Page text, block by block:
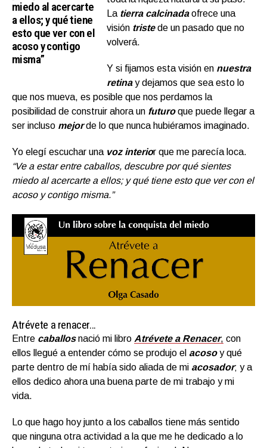
miedo al acercarte
a ellos; y qué tiene
esto que ver con el
acoso y contigo
misma”
La tierra calcinadaofrece una
visión tristede un pasado que no
volverá.
Y si fijamos esta visión en nuestra
retinay dejamos que sea esto lo
que nos mueva, es posible que nos perdamos la
posibilidad de construir ahora un futuroque puede llegar a
ser incluso mejorde lo que nunca hubiéramos imaginado.
Yo elegí escuchar una voz interior que me parecía loca.
“Ve a estar entre caballos, descubre por qué sientes
miedo al acercarte a ellos; y qué tiene esto que ver con el
acoso y contigo misma.”
Atrévete a renacer…
Entre caballosnació mi libro Atrévete a Renacer, con
ellos llegué a entender cómo se produjo el acosoy qué
parte dentro de mí había sido aliada de mi acosador; y a
ellos dedico ahora una buena parte de mi trabajo y mi
vida.
Lo que hago hoy junto a los caballos tiene más sentido
que ninguna otra actividad a la que me he dedicado a lo